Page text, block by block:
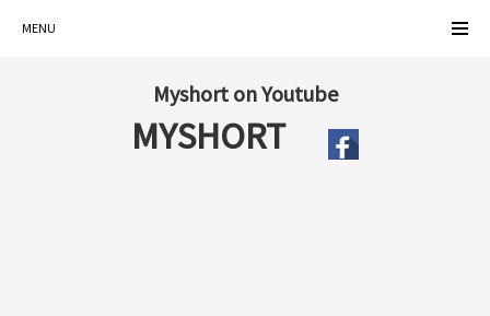
MENU
Myshort on Youtube
MYSHORT